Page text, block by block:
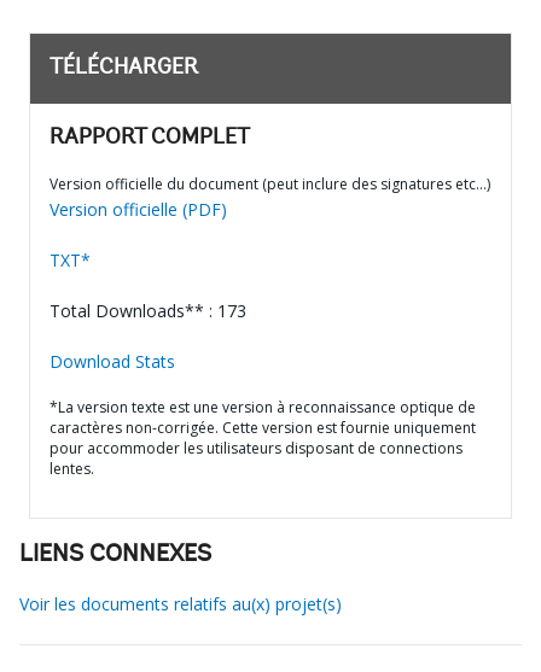
TÉLÉCHARGER
RAPPORT COMPLET
Version officielle du document (peut inclure des signatures etc…)
Version officielle (PDF)
TXT*
Total Downloads** : 173
Download Stats
*La version texte est une version à reconnaissance optique de
caractères non-corrigée. Cette version est fournie uniquement
pour accommoder les utilisateurs disposant de connections
lentes.
LIENS CONNEXES
Voir les documents relatifs au(x) projet(s)